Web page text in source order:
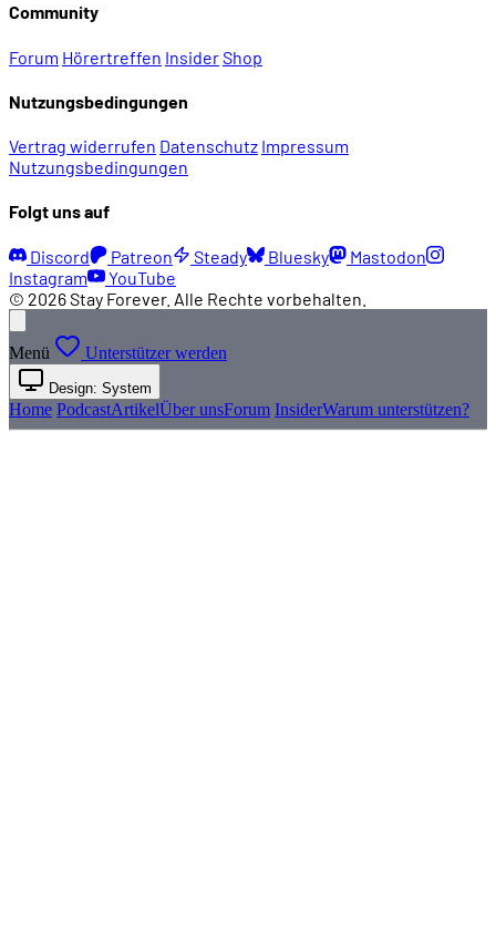
Community
Forum Hörertreffen InsiderShop
Nutzungsbedingungen
Vertrag widerrufen Datenschutz Impressum
Nutzungsbedingungen
Folgt uns auf
Discord Patreon Steady Bluesky
Mastodon
Instagram
YouTube
© 2026 Stay Forever. Alle Rechte vorbehalten.
Menü Unterstützer werden
Design: System
Home PodcastArtikelÜber unsForum InsiderWarum unterstützen?